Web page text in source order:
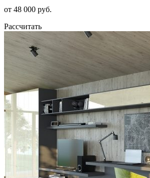
от 48 000 руб.
Рассчитать